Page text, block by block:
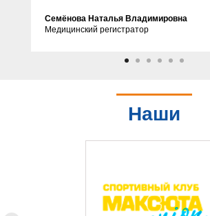
Семёнова Наталья Владимировна
Медицинский регистратор
Наши